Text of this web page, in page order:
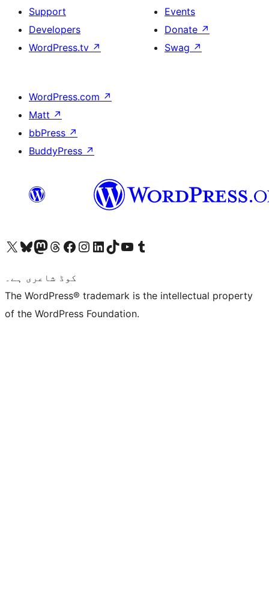
Support
Developers
WordPress.tv ↗
Events
Donate ↗
Swag ↗
WordPress.com ↗
Matt ↗
bbPress ↗
BuddyPress ↗
Visit our X (formerly Twitter) account
ہمارے بلیواسکائی اکاؤنٹ پر جائیں
Visit our Mastodon account
ہمارے ٹھریڈز اکاؤنٹ پر جائیں
Visit our Facebook page
Visit our Instagram account
Visit our LinkedIn account
ہمارے ٹک ٹاک اکاؤنٹ پر جائیں
Visit our YouTube channel
ہمارے ٹمبلر اکاؤنٹ پر جائیں
کوڈ شاعری ہے۔
The WordPress® trademark is the intellectual property
of the WordPress Foundation.